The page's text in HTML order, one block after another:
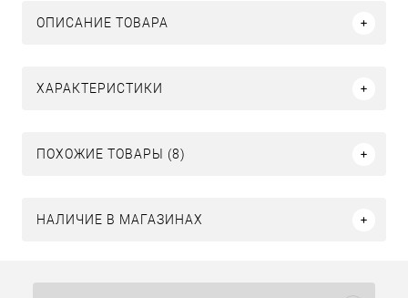
ОПИСАНИЕ ТОВАРА
ХАРАКТЕРИСТИКИ
ПОХОЖИЕ ТОВАРЫ (8)
НАЛИЧИЕ В МАГАЗИНАХ